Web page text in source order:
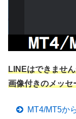
LINEはできませ
画像付きのメッセ
MT4/MT5か